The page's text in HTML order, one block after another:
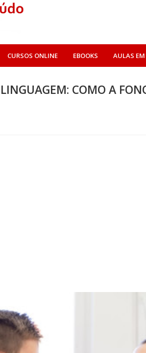
CURSOS ONLINE EBOOKS AULAS EM
COMO A